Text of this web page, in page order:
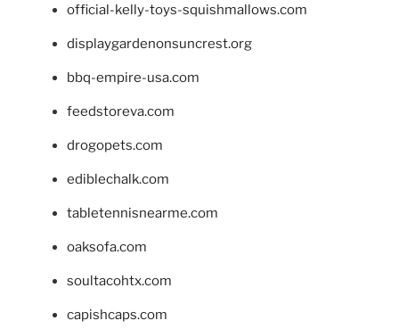
official-kelly-toys-squishmallows.com
displaygardenonsuncrest.org
bbq-empire-usa.com
feedstoreva.com
drogopets.com
ediblechalk.com
tabletennisnearme.com
oaksofa.com
soultacohtx.com
capishcaps.com